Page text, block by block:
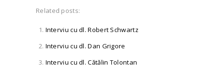
Related posts:
Interviu cu dl. Robert Schwartz
Interviu cu dl. Dan Grigore
Interviu cu dl. Cătălin Tolontan